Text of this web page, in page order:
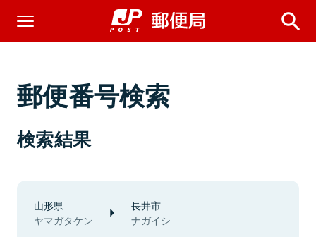
郵便番号検索
検索結果
山形県
ヤマガタケン
長井市
ナガイシ